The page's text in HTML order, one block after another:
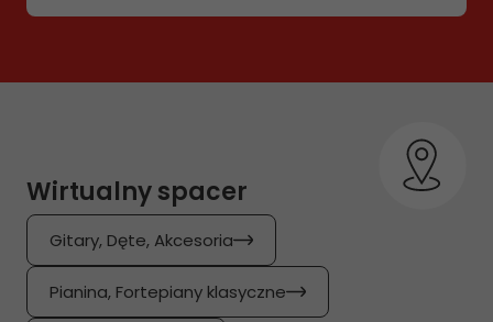
Wirtualny spacer
Gitary, Dęte, Akcesoria
Pianina, Fortepiany klasyczne